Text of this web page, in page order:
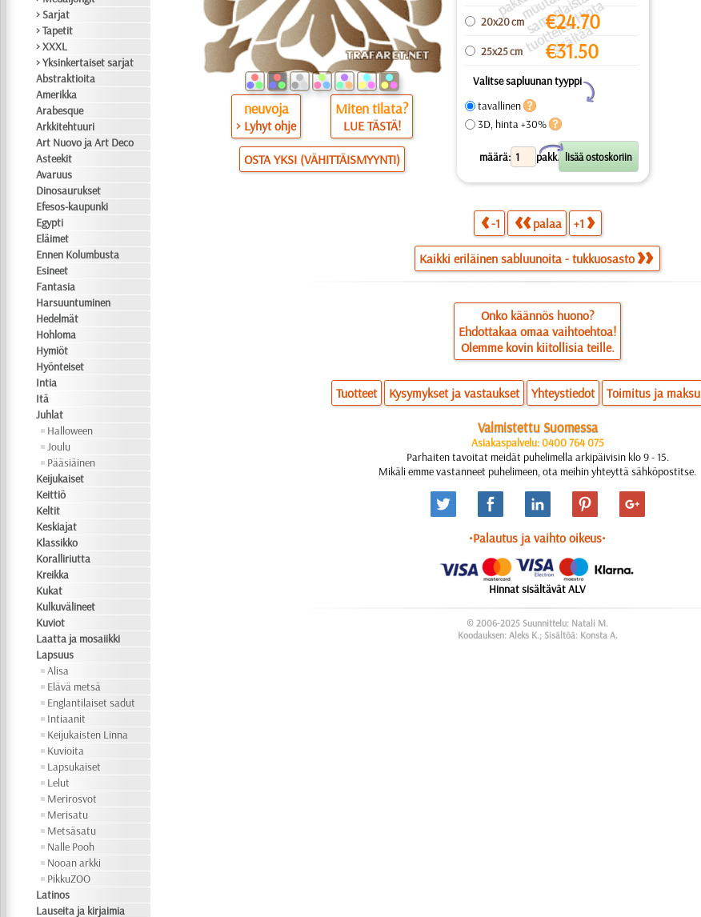
> Sarjat
> Tapetit
> XXXL
> Yksinkertaiset sarjat
Abstraktioita
Amerikka
Arabesque
Arkkitehtuuri
Art Nuovo ja Art Deco
Asteekit
Avaruus
Dinosaurukset
Efesos-kaupunki
Egypti
Eläimet
Ennen Kolumbusta
Esineet
Fantasia
Harsuuntuminen
Hedelmät
Hohloma
Hymiöt
Hyönteiset
Intia
Itä
Juhlat
Halloween
Joulu
Pääsiäinen
Keijukaiset
Keittiö
Keltit
Keskiajat
Klassikko
Koralliriutta
Kreikka
Kukat
Kulkuvälineet
Kuviot
Laatta ja mosaiikki
Lapsuus
Alisa
Elävä metsä
Englantilaiset sadut
Intiaanit
Keijukaisten Linna
Kuvioita
Lapsukaiset
Lelut
Merirosvot
Merisatu
Metsäsatu
Nalle Pooh
Nooan arkki
PikkuZOO
Latinos
Lauseita ja kirjaimia
neuvoja
> Lyhyt ohje
Miten tilata?
LUE TÄSTÄ!
OSTA YKSI (VÄHITTÄISMYYNTI)
a
a
u
a
s
ai
a
ei
a
ä
20x20 cm €24.70
25x25 cm €31.50
Valitse sapluunan tyyppi
Y
tavallinen
3D, hinta +30%
määrä: pakk.
X
-1 palaa +1
Kaikki eriläinen sabluunoita - tukkuosasto
Onko käännös huono?
Ehdottakaa omaa vaihtoehtoa!
Olemme kovin kiitollisia teille.
Tuotteet Kysymykset ja vastaukset Yhteystiedot Toimitus ja maksu
Valmistettu Suomessa
Asiakaspalvelu: 0400 764 075
Parhaiten tavoitat meidät puhelimella arkipäivisin klo 9 - 15.
Mikäli emme vastanneet puhelimeen, ota meihin yhteyttä sähköpostitse.
•Palautus ja vaihto oikeus•
Hinnat sisältävät ALV
© 2006-2025 Suunnittelu: Natali M.
Koodauksen: Aleks K.; Sisältöä: Konsta A.